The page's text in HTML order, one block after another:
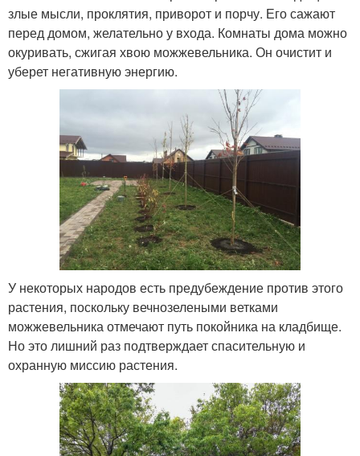
злые мысли, проклятия, приворот и порчу. Его сажают
перед домом, желательно у входа. Комнаты дома можно
окуривать, сжигая хвою можжевельника. Он очистит и
уберет негативную энергию.
У некоторых народов есть предубеждение против этого
растения, поскольку вечнозелеными ветками
можжевельника отмечают путь покойника на кладбище.
Но это лишний раз подтверждает спасительную и
охранную миссию растения.